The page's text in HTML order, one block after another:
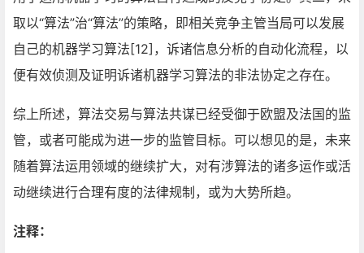
取以“算法”治“算法”的策略，即相关竞争主管当局可以发展
自己的机器学习算法[12]，诉诸信息分析的自动化流程，以
便有效侦测及证明诉诸机器学习算法的非法协定之存在。
综上所述，算法交易与算法共谋已经受御于欧盟及法国的监
管，或者可能成为进一步的监管目标。可以想见的是，未来
随着算法运用领域的继续扩大，对有涉算法的诸多运作或活
动继续进行合理有度的法律规制，或为大势所趋。
注释：